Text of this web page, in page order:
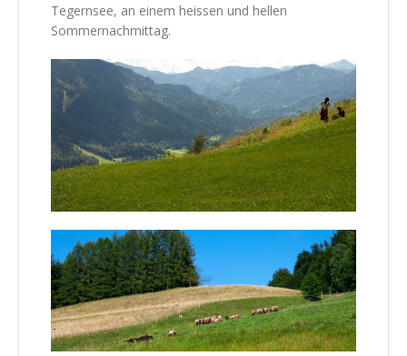
Tegernsee, an einem heissen und hellen
Sommernachmittag.